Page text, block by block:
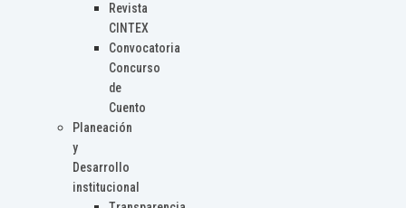
Revista
CINTEX
Convocatoria
Concurso
de
Cuento
Planeación
y
Desarrollo
institucional